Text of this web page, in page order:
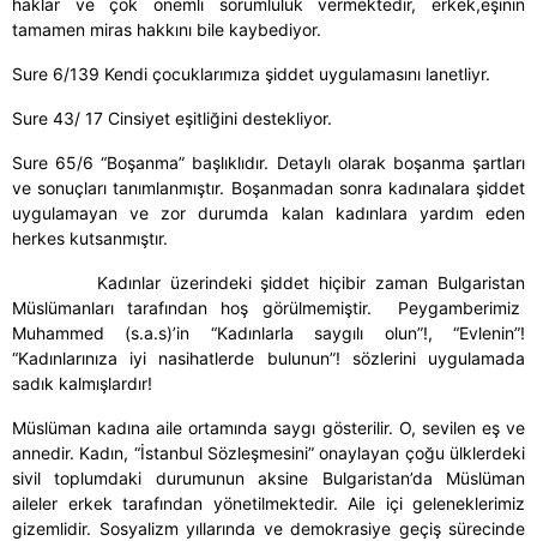
haklar ve çok önemli sorumluluk vermektedir, erkek,eşinin
tamamen miras hakkını bile kaybediyor.
Sure 6/139 Kendi çocuklarımıza şiddet uygulamasını lanetliyr.
Sure 43/ 17 Cinsiyet eşitliğini destekliyor.
Sure 65/6 “Boşanma” başlıklıdır. Detaylı olarak boşanma şartları
ve sonuçları tanımlanmıştır. Boşanmadan sonra kadınalara şiddet
uygulamayan ve zor durumda kalan kadınlara yardım eden
herkes kutsanmıştır.
Kadınlar üzerindeki şiddet hiçibir zaman Bulgaristan
Müslümanları tarafından hoş görülmemiştir. Peygamberimiz
Muhammed (s.a.s)’in “Kadınlarla saygılı olun”!, “Evlenin”!
“Kadınlarınıza iyi nasihatlerde bulunun”! sözlerini uygulamada
sadık kalmışlardır!
Müslüman kadına aile ortamında saygı gösterilir. O, sevilen eş ve
annedir. Kadın, “İstanbul Sözleşmesini” onaylayan çoğu ülklerdeki
sivil toplumdaki durumunun aksine Bulgaristan’da Müslüman
aileler erkek tarafından yönetilmektedir. Aile içi geleneklerimiz
gizemlidir. Sosyalizm yıllarında ve demokrasiye geçiş sürecinde